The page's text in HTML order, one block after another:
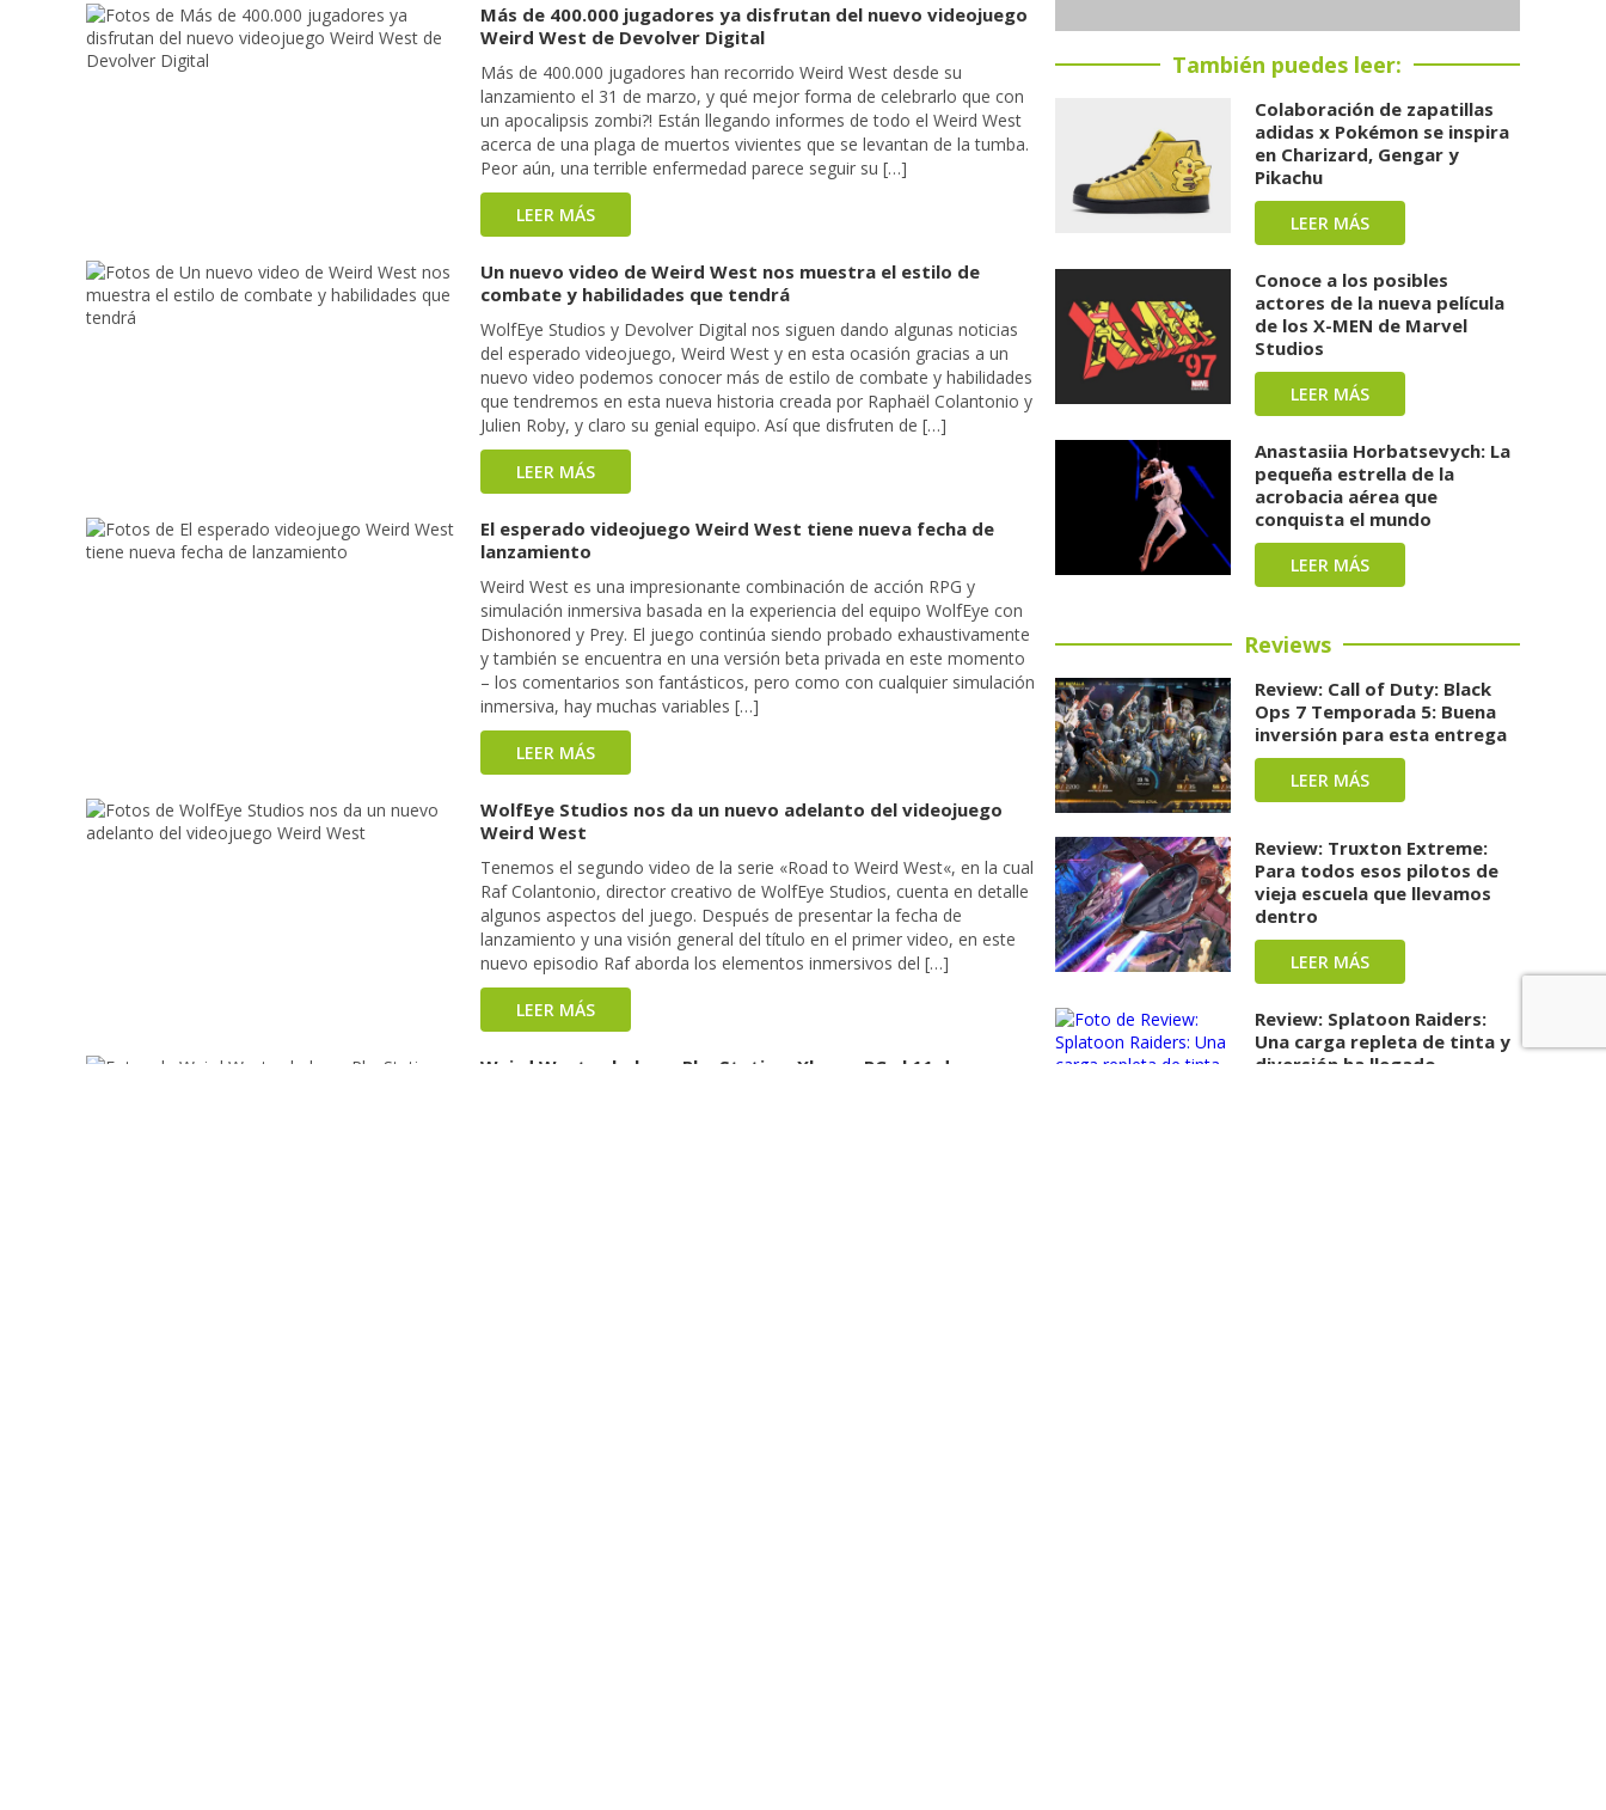
Más de 400.000 jugadores ya disfrutan del nuevo videojuego
Weird West de Devolver Digital
Más de 400.000 jugadores han recorrido Weird West desde su
lanzamiento el 31 de marzo, y qué mejor forma de celebrarlo que con
un apocalipsis zombi?! Están llegando informes de todo el Weird West
acerca de una plaga de muertos vivientes que se levantan de la tumba.
Peor aún, una terrible enfermedad parece seguir su […]
LEER MÁS
Un nuevo video de Weird West nos muestra el estilo de
combate y habilidades que tendrá
WolfEye Studios y Devolver Digital nos siguen dando algunas noticias
del esperado videojuego, Weird West y en esta ocasión gracias a un
nuevo video podemos conocer más de estilo de combate y habilidades
que tendremos en esta nueva historia creada por Raphaël Colantonio y
Julien Roby, y claro su genial equipo. Así que disfruten de […]
LEER MÁS
El esperado videojuego Weird West tiene nueva fecha de
lanzamiento
Weird West es una impresionante combinación de acción RPG y
simulación inmersiva basada en la experiencia del equipo WolfEye con
Dishonored y Prey. El juego continúa siendo probado exhaustivamente
y también se encuentra en una versión beta privada en este momento
– los comentarios son fantásticos, pero como con cualquier simulación
inmersiva, hay muchas variables […]
LEER MÁS
WolfEye Studios nos da un nuevo adelanto del videojuego
Weird West
Tenemos el segundo video de la serie «Road to Weird West«, en la cual
Raf Colantonio, director creativo de WolfEye Studios, cuenta en detalle
algunos aspectos del juego. Después de presentar la fecha de
lanzamiento y una visión general del título en el primer video, en este
nuevo episodio Raf aborda los elementos inmersivos del […]
LEER MÁS
Weird West cabalga a PlayStation, Xbox y PC el 11 de enero
También puedes leer:
Colaboración de zapatillas
adidas x Pokémon se inspira
en Charizard, Gengar y
Pikachu
LEER MÁS
Conoce a los posibles
actores de la nueva película
de los X-MEN de Marvel
Studios
LEER MÁS
Anastasiia Horbatsevych: La
pequeña estrella de la
acrobacia aérea que
conquista el mundo
LEER MÁS
Reviews
Review: Call of Duty: Black
Ops 7 Temporada 5: Buena
inversión para esta entrega
LEER MÁS
Review: Truxton Extreme:
Para todos esos pilotos de
vieja escuela que llevamos
dentro
LEER MÁS
Review: Splatoon Raiders:
Una carga repleta de tinta y
diversión ha llegado